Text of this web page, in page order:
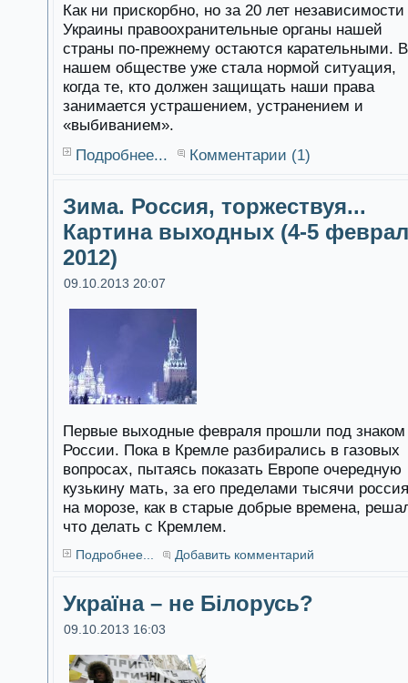
Как ни прискорбно, но за 20 лет независимости
Украины правоохранительные органы нашей
страны по-прежнему остаются карательными. В
нашем обществе уже стала нормой ситуация,
когда те, кто должен защищать наши права
занимается устрашением, устранением и
«выбиванием».
Подробнее...
Комментарии (1)
Зима. Россия, торжествуя...
Картина выходных (4-5
2012)
09.10.2013 20:07
Первые выходные февраля прошли под знаком
России. Пока в Кремле разбирались в газовых
вопросах, пытаясь показать Европе очередную
кузькину мать, за его пределами тысячи
на морозе, как в старые добрые времена,
что делать с Кремлем.
Подробнее... Добавить комментарий
Україна – не Білорусь?
09.10.2013 16:03